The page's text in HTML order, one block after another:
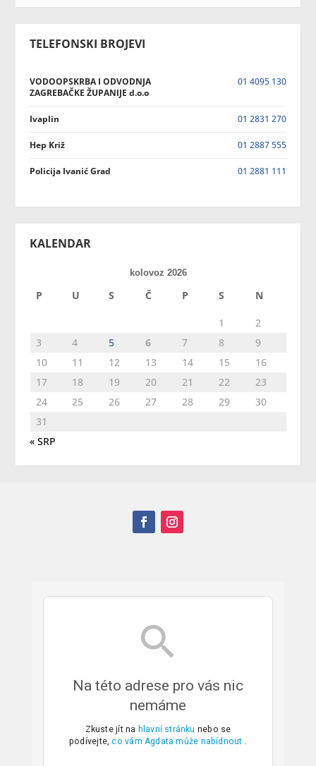
TELEFONSKI BROJEVI
VODOOPSKRBA I ODVODNJA
ZAGREBAČKE ŽUPANIJE d.o.o
01 4095 130
Ivaplin 01 2831 270
Hep Križ 01 2887 555
Policija Ivanić Grad 01 2881 111
KALENDAR
kolovoz 2026
P U S Č P S N
1
2
3
4 5 6 7 8
9
10
11 12 13 14 15
16
17
18 19 20 21 22
23
24
25 26 27 28 29
30
31
« SRP